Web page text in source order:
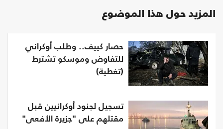
المزيد حول هذا الموضوع
حصار كييف.. وطلب أوكراني
للتفاوض وموسكو تشترط
(تغطية)
تسجيل لجنود أوكرانيين قبل
مقتلهم على "جزيرة الأفعى"